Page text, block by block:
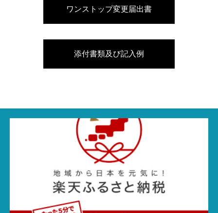
ワンストップ変更届出書
添付書類及び記入例